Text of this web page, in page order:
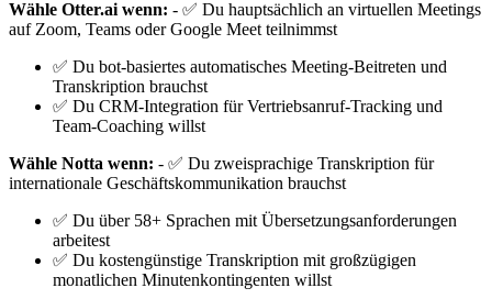
Wähle Otter.ai wenn: - ✅ Du hauptsächlich an virtuellen Meetings
auf Zoom, Teams oder Google Meet teilnimmst
✅ Du bot-basiertes automatisches Meeting-Beitreten und
Transkription brauchst
✅ Du CRM-Integration für Vertriebsanruf-Tracking und
Team-Coaching willst
Wähle Notta wenn: - ✅ Du zweisprachige Transkription für
internationale Geschäftskommunikation brauchst
✅ Du über 58+ Sprachen mit Übersetzungsanforderungen
arbeitest
✅ Du kostengünstige Transkription mit großzügigen
monatlichen Minutenkontingenten willst